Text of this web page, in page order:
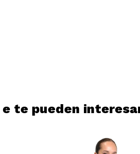
te pueden